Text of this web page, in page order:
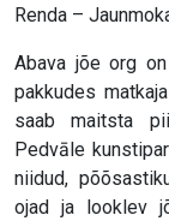
Renda –
Abava jõe org
pakkudes
saab maitsta
Pedvāle
niidud,
ojad ja looklev